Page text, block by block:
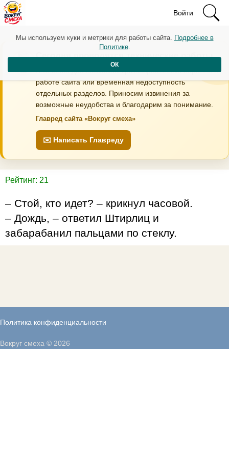
Войти
Сегодня проводятся технические работы
В течение дня возможны кратковременные перебои в
работе сайта или временная недоступность
отдельных разделов. Приносим извинения за
возможные неудобства и благодарим за понимание.
Главред сайта «Вокруг смеха»
✉️ Написать Главреду
Рейтинг: 21
– Стой, кто идет? – крикнул часовой.
– Дождь, – ответил Штирлиц и
забарабанил пальцами по стеклу.
Политика конфиденциальности
Мы используем куки и метрики для работы сайта. Подробнее в
Политике.
ОК
Вокруг смеха © 2026